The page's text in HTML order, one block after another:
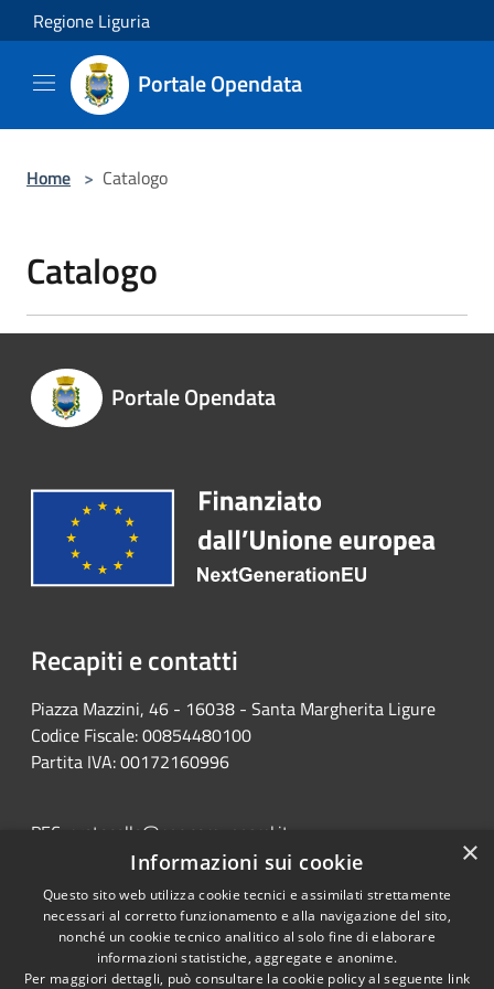
Salta al contenuto principale
Regione Liguria
Portale Opendata
Home > Catalogo
Catalogo
Portale Opendata
Recapiti e contatti
Piazza Mazzini, 46 - 16038 - Santa Margherita Ligure
Codice Fiscale: 00854480100
Partita IVA: 00172160996
PEC: protocollo@pec.comunesml.it
Centralino Unico: 0185 2051
Copyright © 2026 • Portale
×
Informazioni sui cookie
Questo sito web utilizza cookie tecnici e assimilati strettamente
necessari al corretto funzionamento e alla navigazione del sito,
nonché un cookie tecnico analitico al solo fine di elaborare
informazioni statistiche, aggregate e anonime.
Per maggiori dettagli, può consultare la cookie policy al seguente link